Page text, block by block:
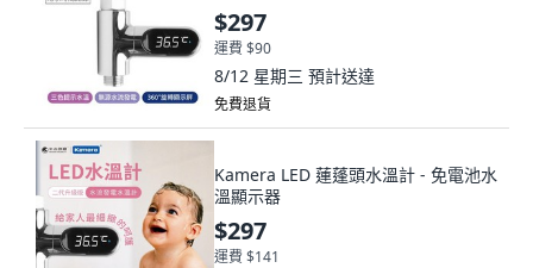
$297
運費 $90
8/12 星期三 預計送達
免費退貨
Kamera LED 蓮蓬頭水溫計 - 免電池水
溫顯示器
$297
運費 $141